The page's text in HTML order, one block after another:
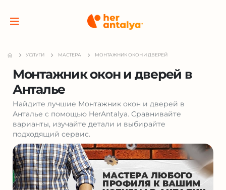
УСЛУГИ МАСТЕРА МОНТАЖНИК ОКОН И ДВЕРЕЙ
Монтажник окон и дверей в
Анталье
Найдите лучшие Монтажник окон и дверей в
Анталье с помощью HerAntalya. Сравнивайте
варианты, изучайте детали и выбирайте
подходящий сервис.